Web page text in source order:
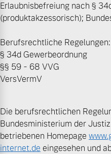
Erlaubnisbefreiung nach §
(produktakzessorisch);
Berufsrechtliche Regelungen:
§ 34d Gewerbeordnung
§§ 59 - 68 VVG
VersVermV
Die berufsrechtlichen
Bundesministerium der
betriebenen Homepage
internet.de eingesehen und